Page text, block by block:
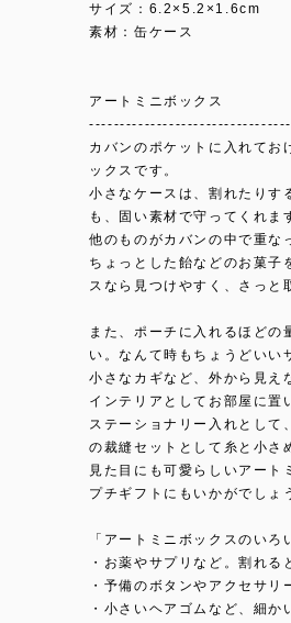
サイズ：6.2×5.2×1.6cm
素材：缶ケース
アートミニボックス
カバンのポケットに入れてお
ックスです。
小さなケースは、割れたりす
も、固い素材で守ってくれま
他のものがカバンの中で重な
ちょっとした飴などのお菓子
スなら見つけやすく、さっと
また、ポーチに入れるほどの
い。なんて時もちょうどいい
小さなカギなど、外から見え
インテリアとしてお部屋に置
ステーショナリー入れとして
の裁縫セットとして糸と小さ
見た目にも可愛らしいアート
プチギフトにもいかがでしょ
「アートミニボックスのいろ
・お薬やサプリなど。割れる
・予備のボタンやアクセサリ
・小さいヘアゴムなど、細か